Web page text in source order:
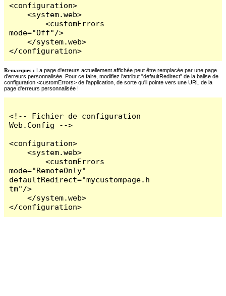
<configuration>
    <system.web>
        <customErrors
mode="Off"/>
    </system.web>
</configuration>
Remarques : La page d'erreurs actuellement affichée peut être remplacée par une page
d'erreurs personnalisée. Pour ce faire, modifiez l'attribut "defaultRedirect" de la balise de
configuration <customErrors> de l'application, de sorte qu'il pointe vers une URL de la
page d'erreurs personnalisée !
<!-- Fichier de configuration
Web.Config -->
<configuration>
    <system.web>
        <customErrors
mode="RemoteOnly"
defaultRedirect="mycustompage.h
tm"/>
    </system.web>
</configuration>